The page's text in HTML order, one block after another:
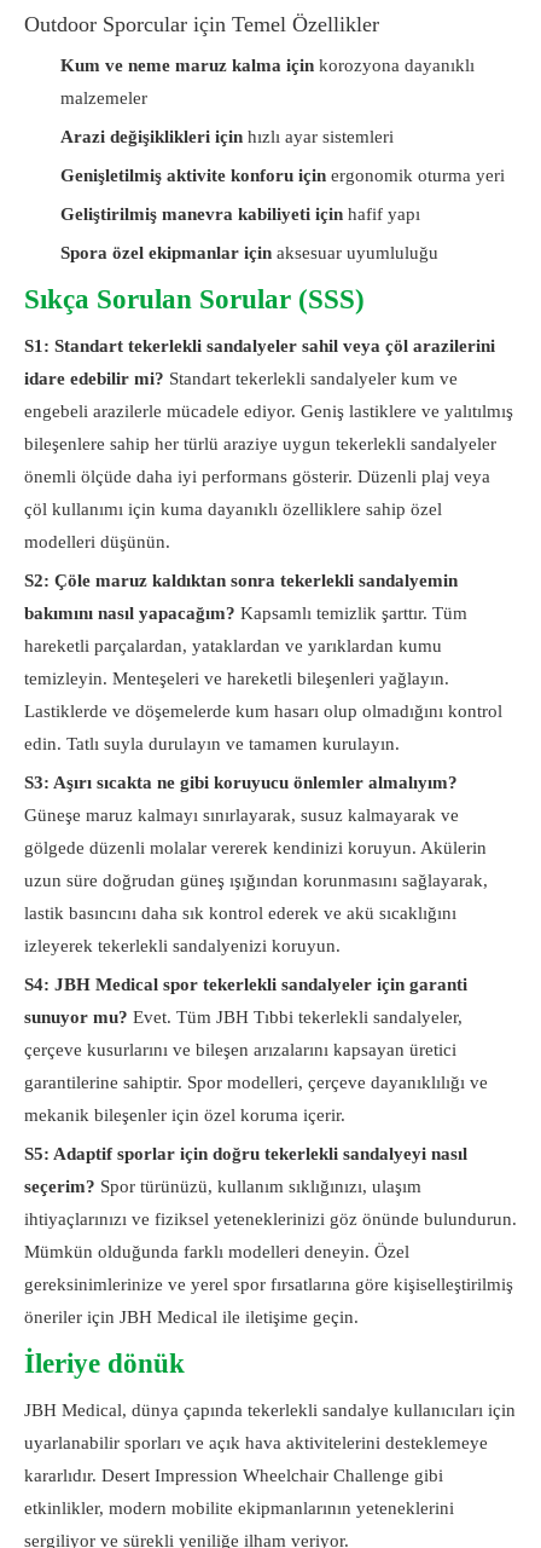
Outdoor Sporcular için Temel Özellikler
Kum ve neme maruz kalma için korozyona dayanıklı
malzemeler
Arazi değişiklikleri için hızlı ayar sistemleri
Genişletilmiş aktivite konforu için ergonomik oturma yeri
Geliştirilmiş manevra kabiliyeti için hafif yapı
Spora özel ekipmanlar için aksesuar uyumluluğu
Sıkça Sorulan Sorular (SSS)
S1: Standart tekerlekli sandalyeler sahil veya çöl arazilerini
idare edebilir mi? Standart tekerlekli sandalyeler kum ve
engebeli arazilerle mücadele ediyor. Geniş lastiklere ve yalıtılmış
bileşenlere sahip her türlü araziye uygun tekerlekli sandalyeler
önemli ölçüde daha iyi performans gösterir. Düzenli plaj veya
çöl kullanımı için kuma dayanıklı özelliklere sahip özel
modelleri düşünün.
S2: Çöle maruz kaldıktan sonra tekerlekli sandalyemin
bakımını nasıl yapacağım? Kapsamlı temizlik şarttır. Tüm
hareketli parçalardan, yataklardan ve yarıklardan kumu
temizleyin. Menteşeleri ve hareketli bileşenleri yağlayın.
Lastiklerde ve döşemelerde kum hasarı olup olmadığını kontrol
edin. Tatlı suyla durulayın ve tamamen kurulayın.
S3: Aşırı sıcakta ne gibi koruyucu önlemler almalıyım?
Güneşe maruz kalmayı sınırlayarak, susuz kalmayarak ve
gölgede düzenli molalar vererek kendinizi koruyun. Akülerin
uzun süre doğrudan güneş ışığından korunmasını sağlayarak,
lastik basıncını daha sık kontrol ederek ve akü sıcaklığını
izleyerek tekerlekli sandalyenizi koruyun.
S4: JBH Medical spor tekerlekli sandalyeler için garanti
sunuyor mu? Evet. Tüm JBH Tıbbi tekerlekli sandalyeler,
çerçeve kusurlarını ve bileşen arızalarını kapsayan üretici
garantilerine sahiptir. Spor modelleri, çerçeve dayanıklılığı ve
mekanik bileşenler için özel koruma içerir.
S5: Adaptif sporlar için doğru tekerlekli sandalyeyi nasıl
seçerim? Spor türünüzü, kullanım sıklığınızı, ulaşım
ihtiyaçlarınızı ve fiziksel yeteneklerinizi göz önünde bulundurun.
Mümkün olduğunda farklı modelleri deneyin. Özel
gereksinimlerinize ve yerel spor fırsatlarına göre kişiselleştirilmiş
öneriler için JBH Medical ile iletişime geçin.
İleriye dönük
JBH Medical, dünya çapında tekerlekli sandalye kullanıcıları için
uyarlanabilir sporları ve açık hava aktivitelerini desteklemeye
kararlıdır. Desert Impression Wheelchair Challenge gibi
etkinlikler, modern mobilite ekipmanlarının yeteneklerini
sergiliyor ve sürekli yeniliğe ilham veriyor.